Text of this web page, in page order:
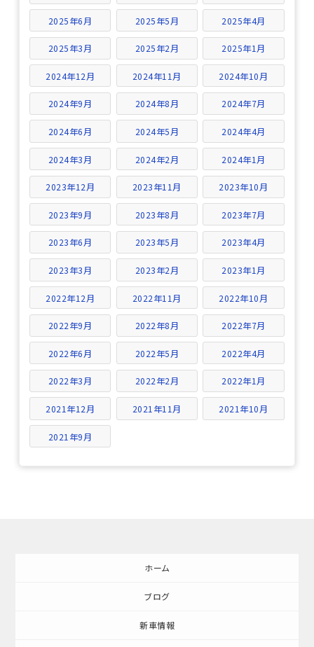
2025年6月 2025年5月 2025年4月
2025年3月 2025年2月 2025年1月
2024年12月 2024年11月 2024年10月
2024年9月 2024年8月 2024年7月
2024年6月 2024年5月 2024年4月
2024年3月 2024年2月 2024年1月
2023年12月 2023年11月 2023年10月
2023年9月 2023年8月 2023年7月
2023年6月 2023年5月 2023年4月
2023年3月 2023年2月 2023年1月
2022年12月 2022年11月 2022年10月
2022年9月 2022年8月 2022年7月
2022年6月 2022年5月 2022年4月
2022年3月 2022年2月 2022年1月
2021年12月 2021年11月 2021年10月
2021年9月
ホーム
ブログ
新車情報